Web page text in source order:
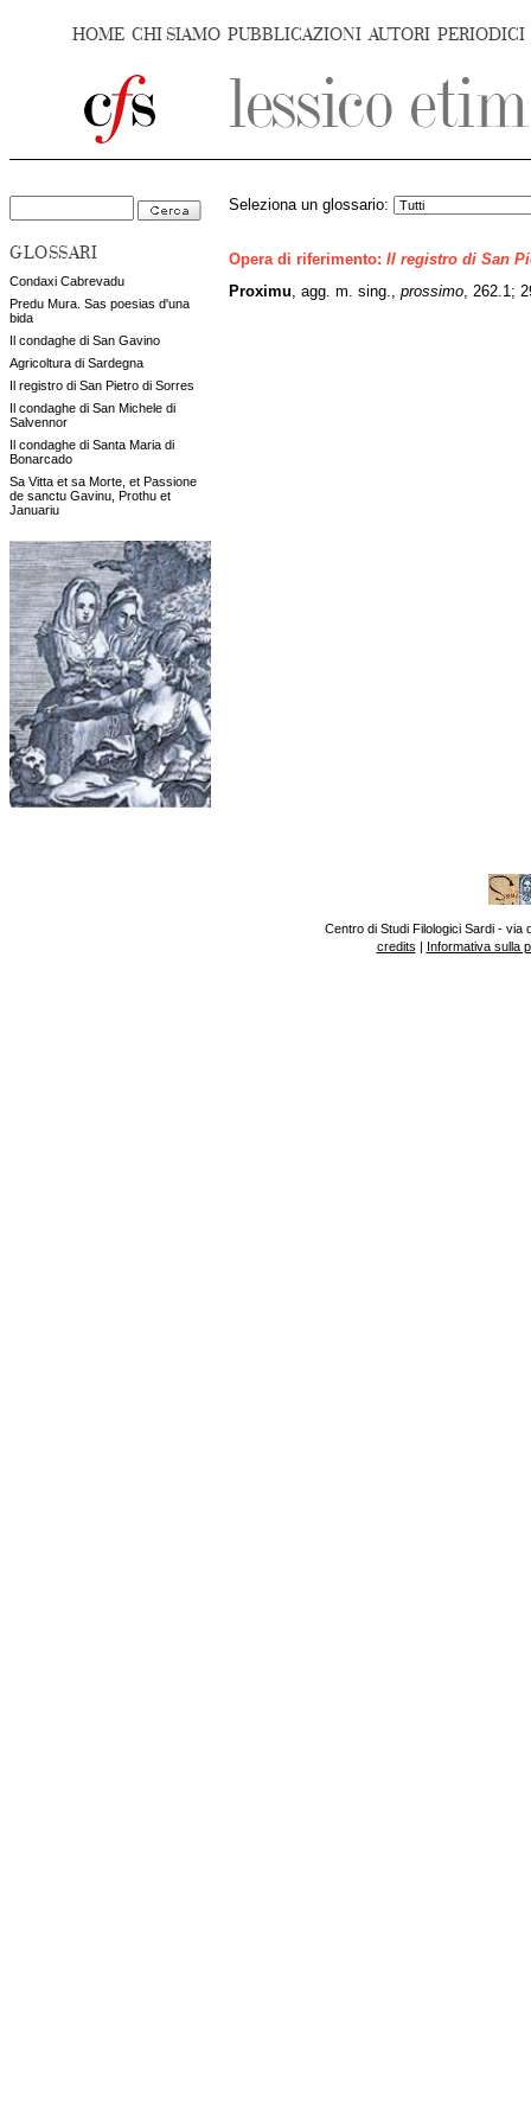
HOME CHI SIAMO PUBBLICAZIONI AUTORI PERIODICI
GLOSSARI
Condaxi Cabrevadu
Predu Mura. Sas poesias d'una
bida
Il condaghe di San Gavino
Agricoltura di Sardegna
Il registro di San Pietro di Sorres
Il condaghe di San Michele di
Salvennor
Il condaghe di Santa Maria di
Bonarcado
Sa Vitta et sa Morte, et Passione
de sanctu Gavinu, Prothu et
Januariu
Seleziona un glossario:
Opera di riferimento: Il registro di San
Proximu , agg. m. sing., prossimo , 262.1;
Centro di Studi Filologici Sardi - via
credits | Informativa sulla